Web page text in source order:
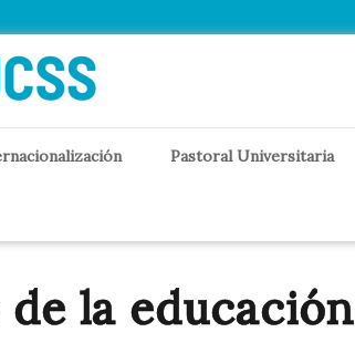
Pastoral Universitaria
la educación